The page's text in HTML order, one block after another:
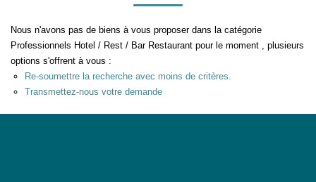
NOS AGENCES
Qui Sommes-Nous
Notre Équipe
Nous n'avons pas de biens à vous proposer dans la catégorie
Professionnels Hotel / Rest / Bar Restaurant pour le moment , plusieurs
options s'offrent à vous :
Re-soumettre la recherche avec moins de critères.
Transmettez-nous votre demande